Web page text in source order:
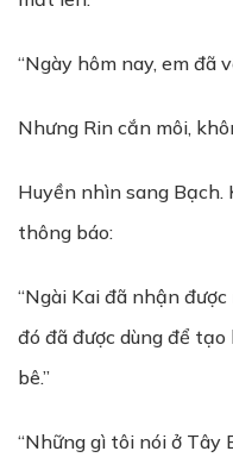
“Ngày hôm nay, em đã
Nhưng Rin cắn môi,
Huyền nhìn sang Bạch.
thông báo:
“Ngài Kai đã nhận
đó đã được dùng để
bê.”
“Những gì tôi nói ở Tây